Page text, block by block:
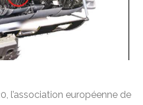
l’association européenne de